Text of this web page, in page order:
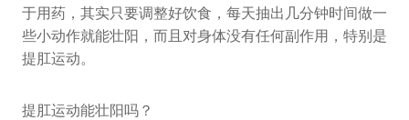
于用药，其实只要调整好饮食，每天抽出几分钟时间做一
些小动作就能壮阳，而且对身体没有任何副作用，特别是
提肛运动。
提肛运动能壮阳吗？